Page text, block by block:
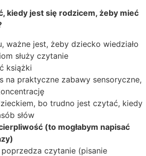
kiedy jest się rodzicem, żeby mieć
ważne jest, żeby dziecko wiedziało
służy czytanie
książki
na praktyczne zabawy sensoryczne,
bo trudno jest czytać, kiedy
słów
(to mogłabym napisać
czytanie (pisanie